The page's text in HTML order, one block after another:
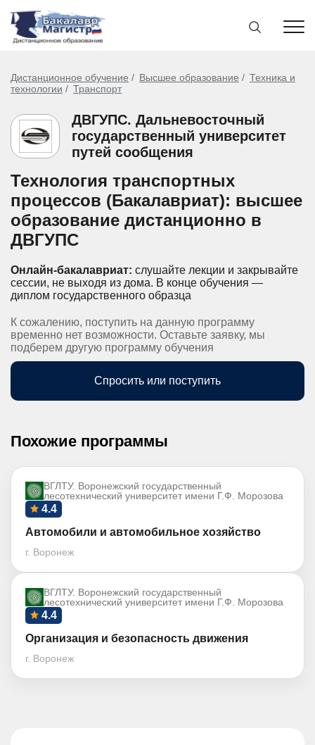
Дистанционное обучение Высшее образование
Техника и
технологии
Транспорт
ДВГУПС. Дальневосточный
государственный университет
путей сообщения
Технология транспортных
процессов (Бакалавриат): высшее
образование дистанционно в
ДВГУПС
Онлайн-бакалавриат: слушайте лекции и закрывайте
сессии, не выходя из дома. В конце обучения —
диплом государственного образца
К сожалению, поступить на данную программу
временно нет возможности. Оставьте заявку, мы
подберем другую программу обучения
Спросить или поступить
Похожие программы
ВГЛТУ. Воронежский государственный
лесотехнический университет имени Г.Ф. Морозова
4.4
Автомобили и автомобильное хозяйство
г. Воронеж
ВГЛТУ. Воронежский государственный
лесотехнический университет имени Г.Ф. Морозова
4.4
Организация и безопасность движения
г. Воронеж